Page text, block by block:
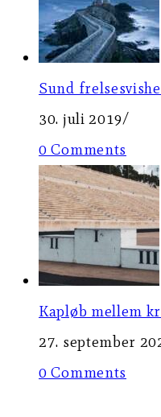
Sund
30. juli 2019/
0 Comments
Kapløb mellem
27. september
0 Comments